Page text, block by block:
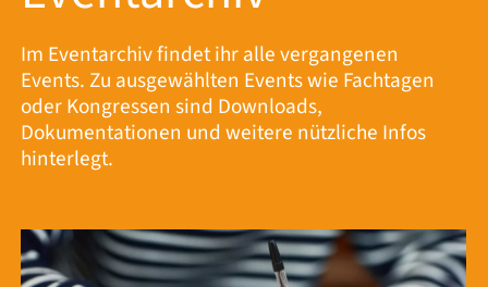
Im Eventarchiv findet ihr alle vergangenen
Events. Zu ausgewählten Events wie Fachtagen
oder Kongressen sind Downloads,
Dokumentationen und weitere nützliche Infos
hinterlegt.